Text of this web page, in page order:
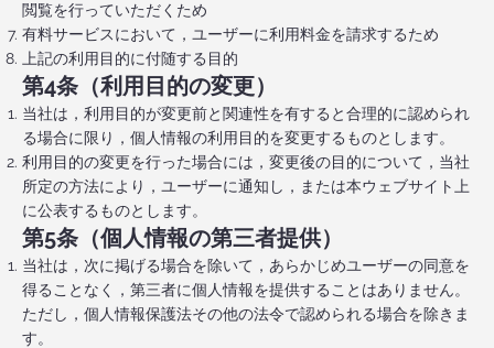
閲覧を行っていただくため
有料サービスにおいて，ユーザーに利用料金を請求するため
上記の利用目的に付随する目的
第4条（利用目的の変更）
当社は，利用目的が変更前と関連性を有すると合理的に認められ
る場合に限り，個人情報の利用目的を変更するものとします。
利用目的の変更を行った場合には，変更後の目的について，当社
所定の方法により，ユーザーに通知し，または本ウェブサイト上
に公表するものとします。
第5条（個人情報の第三者提供）
当社は，次に掲げる場合を除いて，あらかじめユーザーの同意を
得ることなく，第三者に個人情報を提供することはありません。
ただし，個人情報保護法その他の法令で認められる場合を除きま
す。